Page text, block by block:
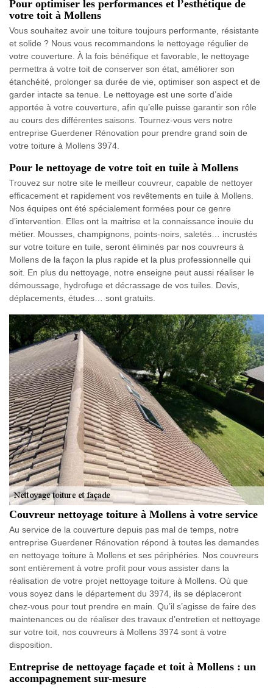
Pour optimiser les performances et l’esthétique de
votre toit à Mollens
Vous souhaitez avoir une toiture toujours performante, résistante
et solide ? Nous vous recommandons le nettoyage régulier de
votre couverture. À la fois bénéfique et favorable, le nettoyage
permettra à votre toit de conserver son état, améliorer son
étanchéité, prolonger sa durée de vie, optimiser son aspect et de
garder intacte sa tenue. Le nettoyage est une sorte d’aide
apportée à votre couverture, afin qu’elle puisse garantir son rôle
au cours des différentes saisons. Tournez-vous vers notre
entreprise Guerdener Rénovation pour prendre grand soin de
votre toiture à Mollens 3974.
Pour le nettoyage de votre toit en tuile à Mollens
Trouvez sur notre site le meilleur couvreur, capable de nettoyer
efficacement et rapidement vos revêtements en tuile à Mollens.
Nos équipes ont été spécialement formées pour ce genre
d’intervention. Elles ont la maitrise et la connaissance inouïe du
métier. Mousses, champignons, points-noirs, saletés… incrustés
sur votre toiture en tuile, seront éliminés par nos couvreurs à
Mollens de la façon la plus rapide et la plus professionnelle qui
soit. En plus du nettoyage, notre enseigne peut aussi réaliser le
démoussage, hydrofuge et décrassage de vos tuiles. Devis,
déplacements, études… sont gratuits.
Couvreur nettoyage toiture à Mollens à votre service
Au service de la couverture depuis pas mal de temps, notre
entreprise Guerdener Rénovation répond à toutes les demandes
en nettoyage toiture à Mollens et ses périphéries. Nos couvreurs
sont entièrement à votre profit pour vous assister dans la
réalisation de votre projet nettoyage toiture à Mollens. Où que
vous soyez dans le département du 3974, ils se déplaceront
chez-vous pour tout prendre en main. Qu’il s’agisse de faire des
maintenances ou de réaliser des travaux d’entretien et nettoyage
sur votre toit, nos couvreurs à Mollens 3974 sont à votre
disposition.
Entreprise de nettoyage façade et toit à Mollens : un
accompagnement sur-mesure